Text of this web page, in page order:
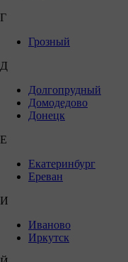
Г
Грозный
Д
Долгопрудный
Домодедово
Донецк
Е
Екатеринбург
Ереван
И
Иваново
Иркутск